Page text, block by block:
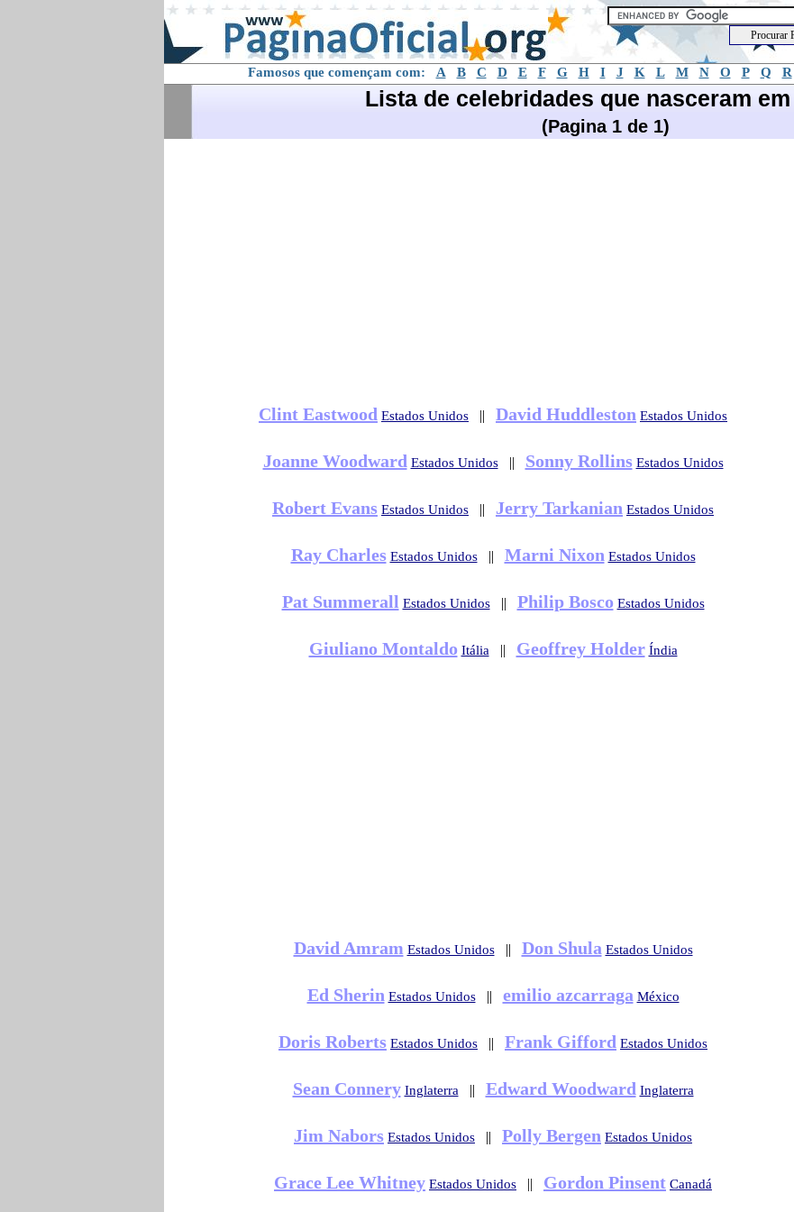
Famosos que començam com: A B C D E F G H I J K L M N O P Q R
Lista de celebridades que nasceram em
(Pagina 1 de 1)
Clint Eastwood Estados Unidos || David Huddleston Estados Unidos
Joanne Woodward Estados Unidos|| Sonny Rollins Estados Unidos
Robert Evans Estados Unidos || Jerry Tarkanian Estados Unidos
Ray Charles Estados Unidos|| Marni Nixon Estados Unidos
Pat Summerall Estados Unidos|| Philip Bosco Estados Unidos
Giuliano Montaldo Itália || Geoffrey Holder Índia
David Amram Estados Unidos|| Don Shula Estados Unidos
Ed Sherin Estados Unidos|| emilio azcarraga México
Doris Roberts Estados Unidos || Frank Gifford Estados Unidos
Sean Connery Inglaterra || Edward Woodward Inglaterra
Jim Nabors Estados Unidos || Polly Bergen Estados Unidos
Grace Lee Whitney Estados Unidos || Gordon Pinsent Canadá